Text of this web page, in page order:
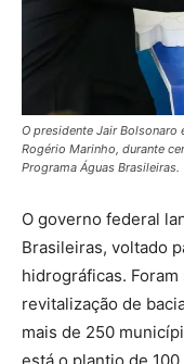
O presidente Jair Bolsonaro
Rogério Marinho, durante
Programa Águas Brasileiras.
O governo federal
Brasileiras, voltado
hidrográficas.
revitalização de
mais de 250